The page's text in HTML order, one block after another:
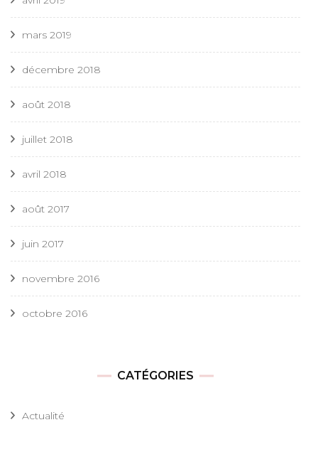
mars 2019
décembre 2018
août 2018
juillet 2018
avril 2018
août 2017
juin 2017
novembre 2016
octobre 2016
CATÉGORIES
Actualité